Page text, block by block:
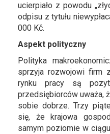
ucierpiało z powodu
odpisu z tytułu
000 Kč.
Aspekt polityczny
Polityka
sprzyja rozwojowi firm
rynku pracy są
przedsiębiorców uważa,
sobie dobrze. Trzy
się, że krajowa
samym poziomie w